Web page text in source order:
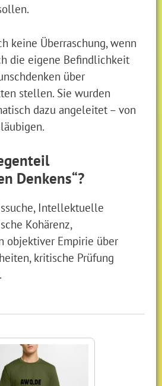
keine Überraschung, wenn
die eigene Befindlichkeit
über
stellen. Sie wurden
dazu angeleitet – von
Denkens“?
Intellektuelle
Kohärenz,
objektiver Empirie über
kritische Prüfung